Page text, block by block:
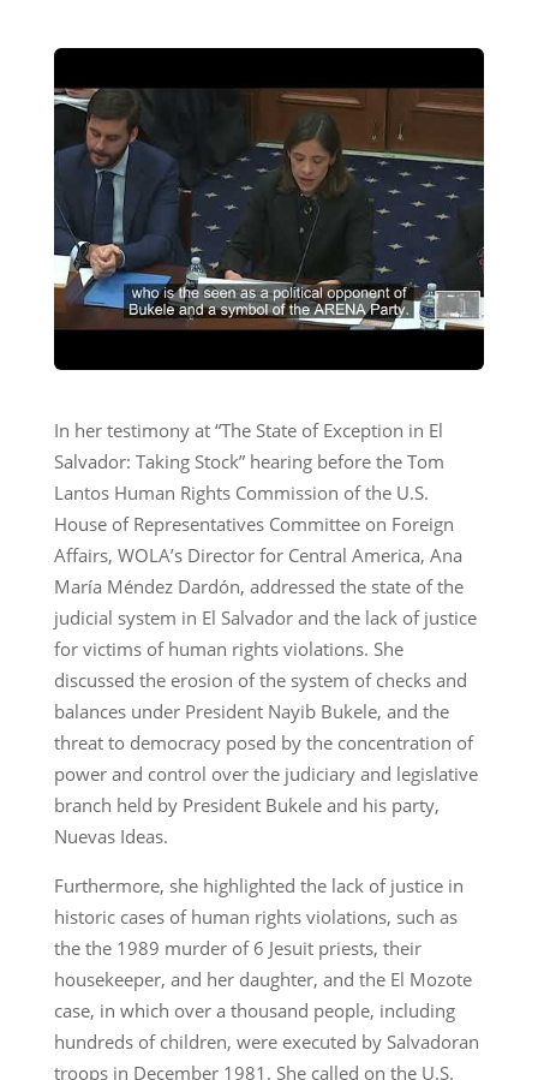
In her testimony at “The State of Exception in El
Salvador: Taking Stock” hearing before the Tom
Lantos Human Rights Commission of the U.S.
House of Representatives Committee on Foreign
Affairs, WOLA’s Director for Central America, Ana
María Méndez Dardón, addressed the state of the
judicial system in El Salvador and the lack of justice
for victims of human rights violations. She
discussed the erosion of the system of checks and
balances under President Nayib Bukele, and the
threat to democracy posed by the concentration of
power and control over the judiciary and legislative
branch held by President Bukele and his party,
Nuevas Ideas.
Furthermore, she highlighted the lack of justice in
historic cases of human rights violations, such as
the the 1989 murder of 6 Jesuit priests, their
housekeeper, and her daughter, and the El Mozote
case, in which over a thousand people, including
hundreds of children, were executed by Salvadoran
troops in December 1981. She called on the U.S.